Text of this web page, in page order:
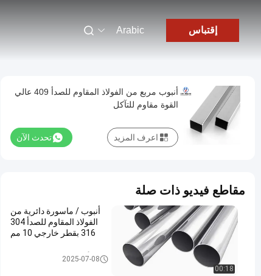
إقتباس Arabic
أنبوب مربع من الفولاذ المقاوم للصدأ 409 عالي
القوة مقاوم للتآكل
تحدث الآن اعرف المزيد
مقاطع فيديو ذات صلة
00:18
أنبوب / ماسورة دائرية من
الفولاذ المقاوم للصدأ 304
316 بقطر خارجي 10 مم
أنبوب من الصلب الكاربوني
2025-07-08